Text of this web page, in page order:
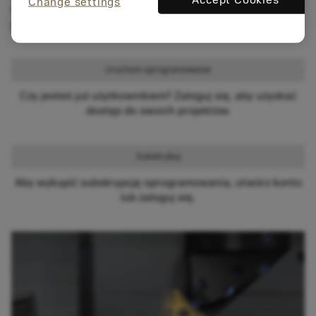
numerycznego do metody PrimeTurning™ i do toczenia
Czy jesteś już użytkownikiem? Zaloguj się, aby uzyskać
dostęp do swoich projektów.
Aby wykupić subskrypcję oprogramowania, utwórz konto
lub zaloguj się.